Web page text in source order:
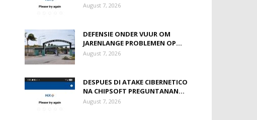
August 7, 2026
DEFENSIE ONDER VUUR OM
JARENLANGE PROBLEMEN OP...
August 7, 2026
DESPUES DI ATAKE CIBERNETICO
NA CHIPSOFT PREGUNTANAN...
August 7, 2026